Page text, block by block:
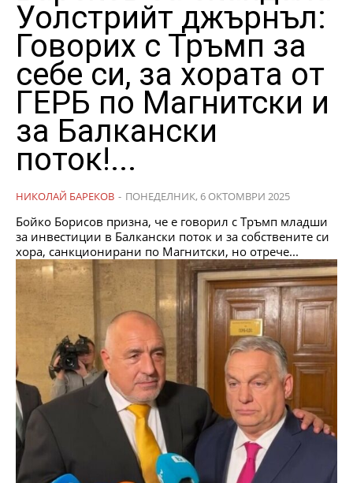
Уолстрийт джърнъл:
Говорих с Тръмп за
себе си, за хората от
ГЕРБ по Магнитски и
за Балкански
поток!...
НИКОЛАЙ БАРЕКОВ - ПОНЕДЕЛНИК, 6 ОКТОМВРИ 2025
Бойко Борисов призна, че е говорил с Тръмп младши
за инвестиции в Балкански поток и за собствените си
хора, санкционирани по Магнитски, но отрече...